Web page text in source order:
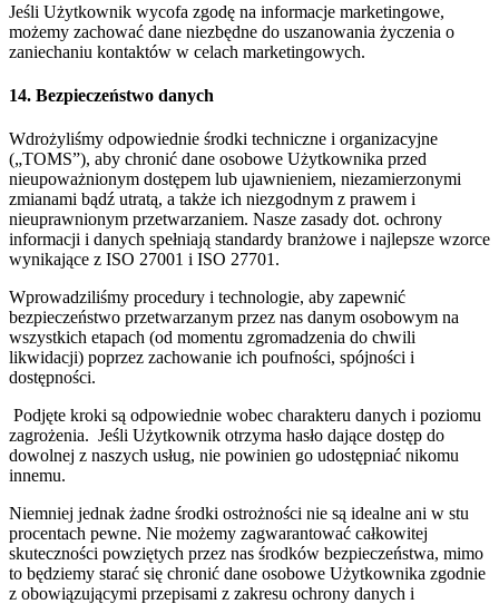
Jeśli Użytkownik wycofa zgodę na informacje marketingowe,
możemy zachować dane niezbędne do uszanowania życzenia o
zaniechaniu kontaktów w celach marketingowych.
14. Bezpieczeństwo danych
Wdrożyliśmy odpowiednie środki techniczne i organizacyjne
(„TOMS”), aby chronić dane osobowe Użytkownika przed
nieupoważnionym dostępem lub ujawnieniem, niezamierzonymi
zmianami bądź utratą, a także ich niezgodnym z prawem i
nieuprawnionym przetwarzaniem. Nasze zasady dot. ochrony
informacji i danych spełniają standardy branżowe i najlepsze wzorce
wynikające z ISO 27001 i ISO 27701.
Wprowadziliśmy procedury i technologie, aby zapewnić
bezpieczeństwo przetwarzanym przez nas danym osobowym na
wszystkich etapach (od momentu zgromadzenia do chwili
likwidacji) poprzez zachowanie ich poufności, spójności i
dostępności.
Podjęte kroki są odpowiednie wobec charakteru danych i poziomu
zagrożenia. Jeśli Użytkownik otrzyma hasło dające dostęp do
dowolnej z naszych usług, nie powinien go udostępniać nikomu
innemu.
Niemniej jednak żadne środki ostrożności nie są idealne ani w stu
procentach pewne. Nie możemy zagwarantować całkowitej
skuteczności powziętych przez nas środków bezpieczeństwa, mimo
to będziemy starać się chronić dane osobowe Użytkownika zgodnie
z obowiązującymi przepisami z zakresu ochrony danych i